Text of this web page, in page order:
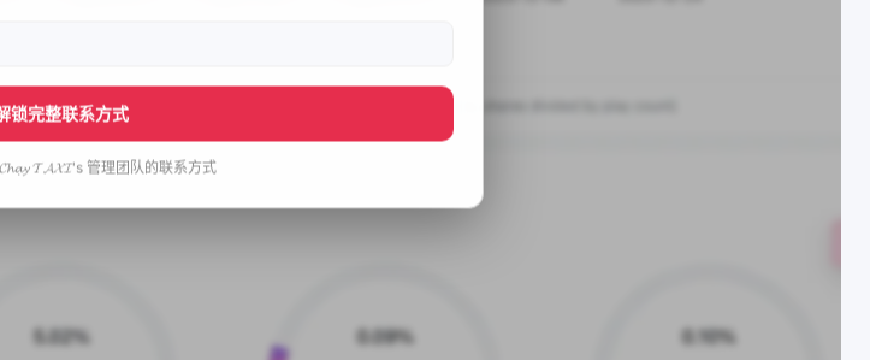
锁完整联系方式
𝓣𝓐𝓧𝓘's 管理团队的联系方式